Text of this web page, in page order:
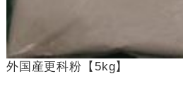
外国産更科粉【5kg】